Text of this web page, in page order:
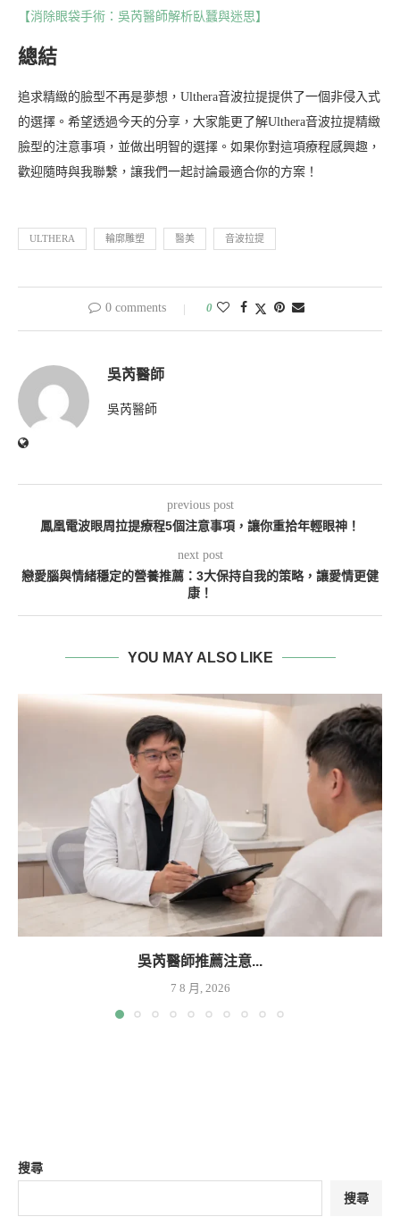
【消除眼袋手術：吳芮醫師解析臥蠶與迷思】
總結
追求精緻的臉型不再是夢想，Ulthera音波拉提提供了一個非侵入式
的選擇。希望透過今天的分享，大家能更了解Ulthera音波拉提精緻
臉型的注意事項，並做出明智的選擇。如果你對這項療程感興趣，
歡迎隨時與我聯繫，讓我們一起討論最適合你的方案！
ULTHERA 輪廓雕塑 醫美 音波拉提
0 comments 0
吳芮醫師
吳芮醫師
previous post
鳳凰電波眼周拉提療程5個注意事項，讓你重拾年輕眼神！
next post
戀愛腦與情緒穩定的營養推薦：3大保持自我的策略，讓愛情更健
康！
YOU MAY ALSO LIKE
吳芮醫師推薦注意...
7 8 月, 2026
搜尋
搜尋